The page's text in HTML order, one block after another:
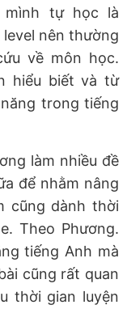
mình tự học là
nên thường
về môn học.
hiểu biết và từ
trong tiếng
làm nhiều đề
để nhằm nâng
cũng dành thời
Theo Phương.
tiếng Anh mà
cũng rất quan
thời gian luyện